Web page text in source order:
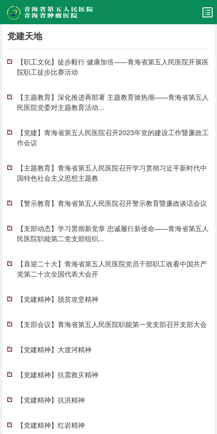
党建天地
【职工文化】徒步毅行 健康加倍——青海省第五人民医院开展医
院职工徒步比赛活动
【主题教育】深化推进再部署 主题教育掀热潮——青海省第五人
民医院党委对主题教育活动...
【党建】青海省第五人民医院召开2023年党的建设工作暨廉政工
作会议
【主题教育】青海省第五人民医院召开学习贯彻习近平新时代中
国特色社会主义思想主题教
【警示教育】青海省第五人民医院召开警示教育暨廉政谈话会议
【支部动态】学习贯彻新党章 忠诚履行新使命——青海省第五人
民医院职能第二党支部组织...
【喜迎二十大】青海省第五人民医院党员干部职工收看中国共产
党第二十次全国代表大会开
【党建精神】脱贫攻坚精神
【支部会议】青海省第五人民医院职能第一党支部召开支部大会
【党建精神】大渡河精神
【党建精神】抗震救灾精神
【党建精神】抗洪精神
【党建精神】红岩精神